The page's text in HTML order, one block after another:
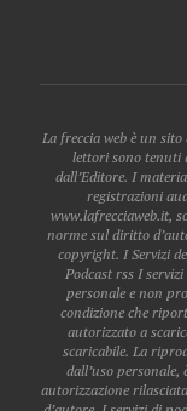
La freccia web è un
lettori sono tenuti
dall’Editore. I
registrazioni
www.lafrecciaweb.it,
norme sul diritto
copyright. I Servizi
Podcast rss I
personale e non
condizione che
autorizzato a
scaricabile. La
dall’uso personale,
autorizzazione